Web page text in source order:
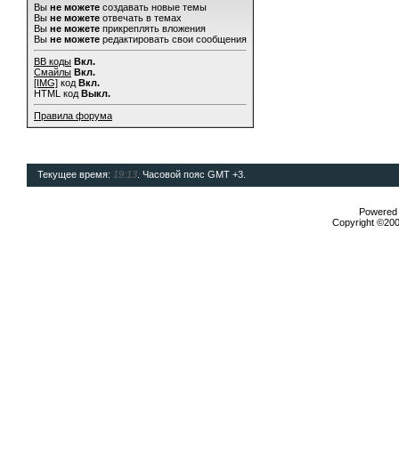
Вы не можете создавать новые темы
Вы не можете отвечать в темах
Вы не можете прикреплять вложения
Вы не можете редактировать свои сообщения
BB коды Вкл.
Смайлы Вкл.
[IMG] код Вкл.
HTML код Выкл.
Правила форума
Текущее время: 19:13 . Часовой пояс GMT +3.
Copyright